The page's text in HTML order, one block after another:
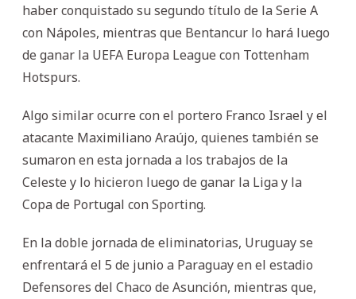
haber conquistado su segundo título de la Serie A
con Nápoles, mientras que Bentancur lo hará luego
de ganar la UEFA Europa League con Tottenham
Hotspurs.
Algo similar ocurre con el portero Franco Israel y el
atacante Maximiliano Araújo, quienes también se
sumaron en esta jornada a los trabajos de la
Celeste y lo hicieron luego de ganar la Liga y la
Copa de Portugal con Sporting.
En la doble jornada de eliminatorias, Uruguay se
enfrentará el 5 de junio a Paraguay en el estadio
Defensores del Chaco de Asunción, mientras que,